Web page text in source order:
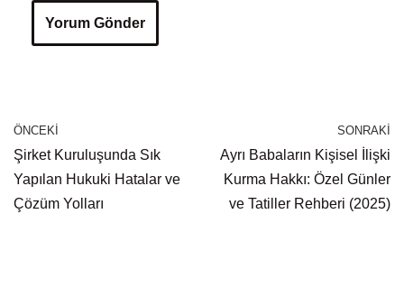
ÖNCEKI
Şirket Kuruluşunda Sık
Yapılan Hukuki Hatalar ve
Çözüm Yolları
SONRAKI
Ayrı Babaların Kişisel İlişki
Kurma Hakkı: Özel Günler
ve Tatiller Rehberi (2025)